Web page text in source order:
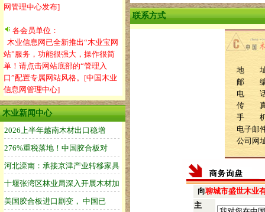
网管理中心发布]
各会员单位：
木业信息网已全新推出“木业宝网
站”服务，功能很强大，操作很简
单！请点击网站底部的“管理入
口”配置专属网站风格。[中国木业
信息网管理中心]
木业新闻中心
联系方式
地 址
邮 编
电 话
传 真
手 机
电子邮
公司网
向聊城市盛世木业
主